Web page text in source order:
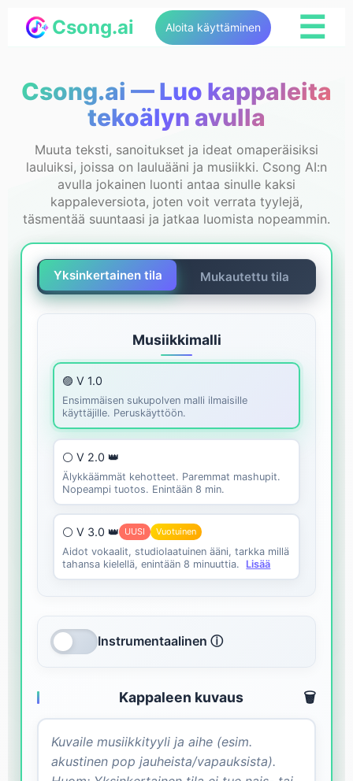
Csong.ai Aloita käyttäminen ☰
Csong.ai — Luo kappaleita
tekoälyn avulla
Muuta teksti, sanoitukset ja ideat omaperäisiksi
lauluiksi, joissa on lauluääni ja musiikki. Csong AI:n
avulla jokainen luonti antaa sinulle kaksi
kappaleversiota, joten voit verrata tyylejä,
täsmentää suuntaasi ja jatkaa luomista nopeammin.
Yksinkertainen tila Mukautettu tila
Musiikkimalli
🟣 V 1.0
Ensimmäisen sukupolven malli ilmaisille
käyttäjille. Peruskäyttöön.
⚪ V 2.0 👑
Älykkäämmät kehotteet. Paremmat mashupit.
Nopeampi tuotos. Enintään 8 min.
⚪ V 3.0 👑 UUSI Vuotuinen
Aidot vokaalit, studiolaatuinen ääni, tarkka millä
tahansa kielellä, enintään 8 minuuttia.
Lisää
Instrumentaalinen ⓘ
Kappaleen kuvaus 🗑️